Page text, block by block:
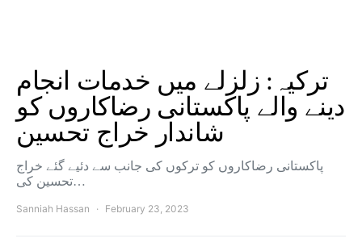
ترکیہ: زلزلے میں خدمات انجام
دینے والے پاکستانی رضاکاروں کو
شاندار خراج تحسین
پاکستانی رضاکاروں کو ترکوں کی جانب سے دئیے گئے خراج
تحسین کی…
Sanniah Hassan February 23, 2023